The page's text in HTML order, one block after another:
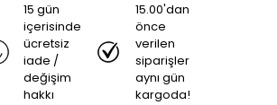
15 gün
içerisinde
ücretsiz
iade /
değişim
hakkı
15.00'dan
önce
verilen
siparişler
aynı gün
kargoda!